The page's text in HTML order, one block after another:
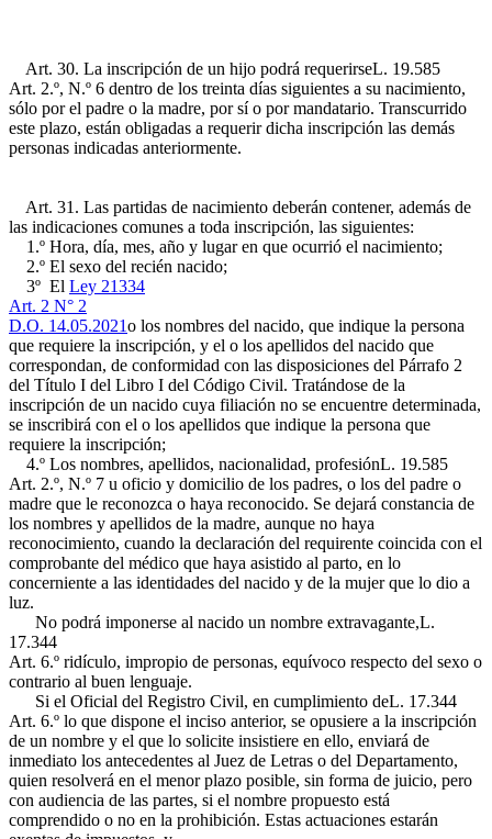
Art. 30. La inscripción de un hijo podrá requerirseL. 19.585
Art. 2.º, N.º 6 dentro de los treinta días siguientes a su nacimiento,
sólo por el padre o la madre, por sí o por mandatario. Transcurrido
este plazo, están obligadas a requerir dicha inscripción las demás
personas indicadas anteriormente.
Art. 31. Las partidas de nacimiento deberán contener, además de
las indicaciones comunes a toda inscripción, las siguientes:
1.º Hora, día, mes, año y lugar en que ocurrió el nacimiento;
2.º El sexo del recién nacido;
3º El Ley 21334
Art. 2 N° 2
D.O. 14.05.2021o los nombres del nacido, que indique la persona
que requiere la inscripción, y el o los apellidos del nacido que
correspondan, de conformidad con las disposiciones del Párrafo 2
del Título I del Libro I del Código Civil. Tratándose de la
inscripción de un nacido cuya filiación no se encuentre determinada,
se inscribirá con el o los apellidos que indique la persona que
requiere la inscripción;
4.º Los nombres, apellidos, nacionalidad, profesiónL. 19.585
Art. 2.º, N.º 7 u oficio y domicilio de los padres, o los del padre o
madre que le reconozca o haya reconocido. Se dejará constancia de
los nombres y apellidos de la madre, aunque no haya
reconocimiento, cuando la declaración del requirente coincida con el
comprobante del médico que haya asistido al parto, en lo
concerniente a las identidades del nacido y de la mujer que lo dio a
luz.
No podrá imponerse al nacido un nombre extravagante,L.
17.344
Art. 6.º ridículo, impropio de personas, equívoco respecto del sexo o
contrario al buen lenguaje.
Si el Oficial del Registro Civil, en cumplimiento deL. 17.344
Art. 6.º lo que dispone el inciso anterior, se opusiere a la inscripción
de un nombre y el que lo solicite insistiere en ello, enviará de
inmediato los antecedentes al Juez de Letras o del Departamento,
quien resolverá en el menor plazo posible, sin forma de juicio, pero
con audiencia de las partes, si el nombre propuesto está
comprendido o no en la prohibición. Estas actuaciones estarán